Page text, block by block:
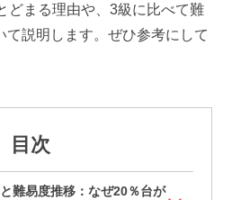
どまる理由や、3級に比べて難
て説明します。ぜひ参考にして
目次
難易度推移：なぜ20％台が